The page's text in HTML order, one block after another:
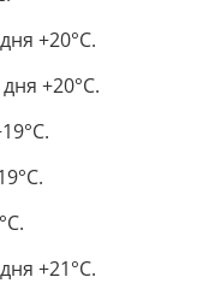
+20°C.
+20°C.
+21°C.